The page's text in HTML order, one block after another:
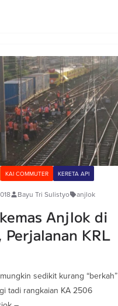
KAI COMMUTER KERETA API
Bayu Tri Sulistyo anjlok
Anjlok di
KRL
sedikit kurang “berkah”
tadi rangkaian KA 2506